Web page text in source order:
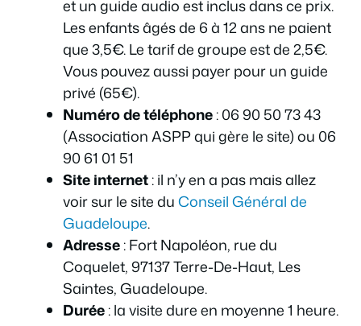
et un guide audio est inclus dans ce prix.
Les enfants âgés de 6 à 12 ans ne paient
que 3,5€. Le tarif de groupe est de 2,5€.
Vous pouvez aussi payer pour un guide
privé (65€).
Numéro de téléphone:06 90 50 73 43
(Association ASPP qui gère le site)ou 06
90 61 01 51
Site internet: il n’y en a pas mais allez
voir sur le site duConseil Général de
Guadeloupe.
Adresse: Fort Napoléon, rue du
Coquelet, 97137 Terre-De-Haut, Les
Saintes, Guadeloupe.
Durée: la visite dure en moyenne 1 heure.